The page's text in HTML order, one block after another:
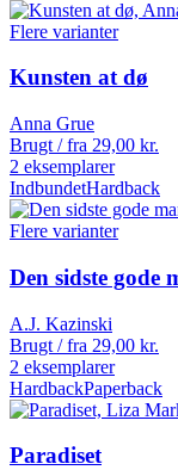
Flere varianter
Kunsten at dø
Anna Grue
Brugt / fra 29,00 kr.
2 eksemplarer
IndbundetHardback
Flere varianter
Den sidste gode
A.J. Kazinski
Brugt / fra 29,00 kr.
2 eksemplarer
HardbackPaperback
Paradiset